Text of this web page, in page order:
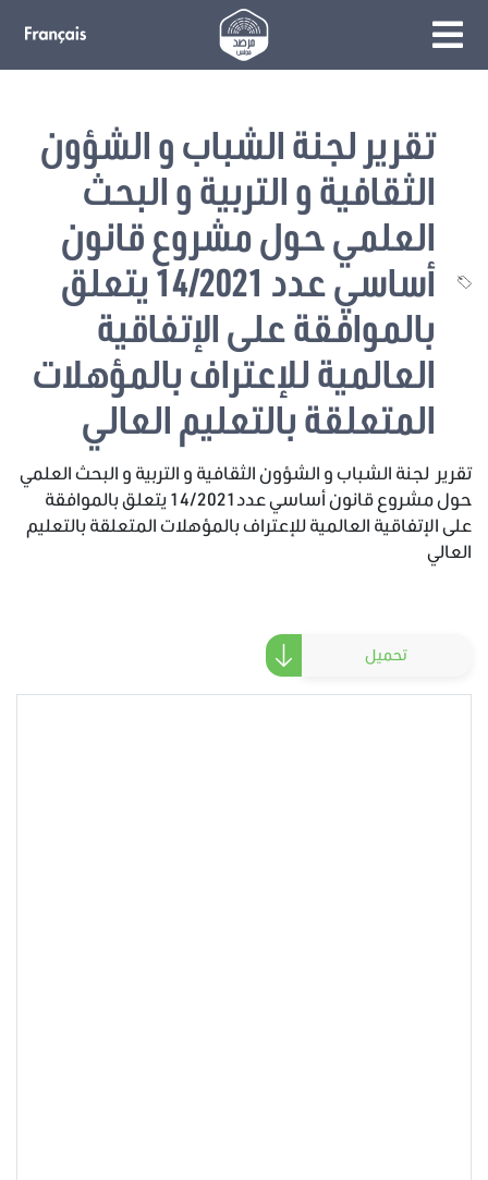
تقرير لجنة الشباب و الشؤون
الثقافية و التربية و البحث
العلمي حول مشروع قانون
أساسي عدد 14/2021 يتعلق
بالموافقة على الإتفاقية
العالمية للإعتراف بالمؤهلات
المتعلقة بالتعليم العالي
تقرير لجنة الشباب و الشؤون الثقافية و التربية و البحث العلمي
حول مشروع قانون أساسي عدد14/2021 يتعلق بالموافقة
على الإتفاقية العالمية للإعتراف بالمؤهلات المتعلقة بالتعليم
العالي
تحميل